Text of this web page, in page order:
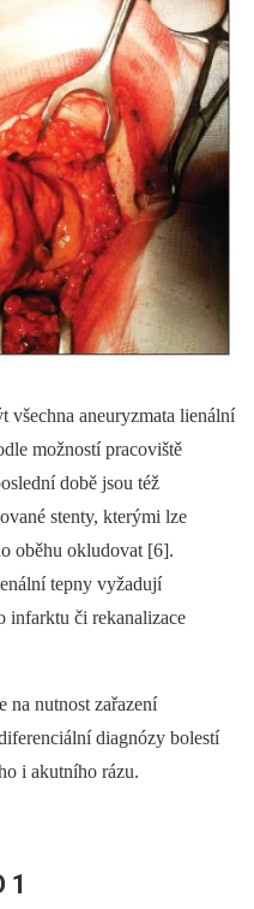
všechna aneuryzmata lienální
možností pracoviště
době jsou též
stenty, kterými lze
oběhu okludovat [6].
tepny vyžadují
infarktu či rekanalizace
na nutnost zařazení
­diagnózy bolestí
i akutního rázu.
1